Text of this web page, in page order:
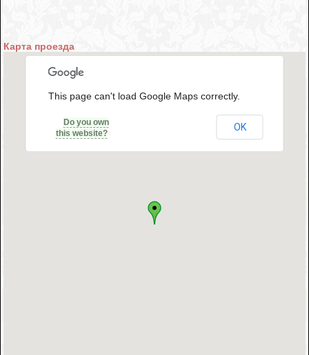
Карта проезда
This page can't load Google Maps correctly.
Do you own
this website?
OK